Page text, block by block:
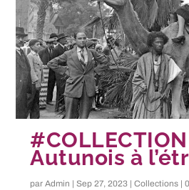
Autunois à
parAdmin |Sep 27, 2023 |Collections |